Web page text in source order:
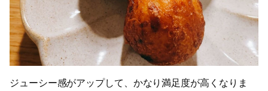
ジューシー感がアップして、かなり満足度が高くなりま